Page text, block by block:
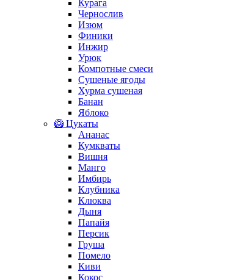
Курага
Чернослив
Изюм
Финики
Инжир
Урюк
Компотные смеси
Сушеные ягоды
Хурма сушеная
Банан
Яблоко
🥝 Цукаты
Ананас
Кумкваты
Вишня
Манго
Имбирь
Клубника
Клюква
Дыня
Папайя
Персик
Груша
Помело
Киви
Кокос